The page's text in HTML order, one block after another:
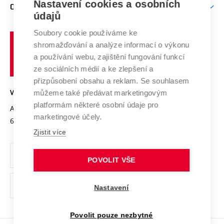
E-přihláška
Doktorské studium
Podpora podnikání
Mezinárodní vědecká rada
Systém zajišťování kvality výzkumu
Výzkumné infrastruktury
Transfer znalostí
Open Science
Projekty
Projekty ze strukturálních fondů
Specifický výzkum
Zahraniční spolupráce
Spolupráce se školami
Služby univerzity
Mezinárodní dohody
Univerzitní sítě
O UNIVERZITĚ
Profil univerzity
Udržitelná univerzita
Podnikavá univerzita / ContriBUTe
Bezpečná univerzita
Vyznamenání
Organizační struktura
Ochrana osobních údajů
odkaz)
učení
technické
VYSOKÉ UČENÍ TECHNICKÉ V BRNĚ
Antonínská 548/1
602 00 Brno
www.vut.cz
vut@vutbr.cz
Nastavení cookies a osobních
údajů
Soubory cookie používáme ke
shromažďování a analýze informací o výkonu
a používání webu, zajištění fungování funkcí
ze sociálních médií a ke zlepšení a
přizpůsobení obsahu a reklam. Se souhlasem
můžeme také předávat marketingovým
platformám některé osobní údaje pro
marketingové účely.
Zjistit více
POVOLIT VŠE
Nastavení
Povolit pouze nezbytné